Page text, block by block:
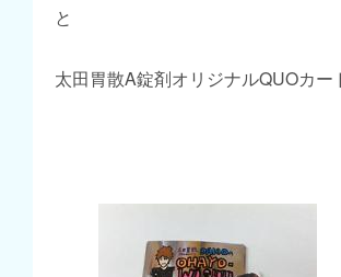
と
太田胃散A錠剤オリジナルQUOカ